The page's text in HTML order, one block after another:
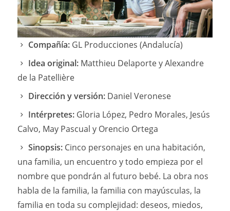
Compañía:GL Producciones (Andalucía)
Idea original:Matthieu Delaporte y Alexandre
de la Patellière
Dirección y versión:Daniel Veronese
Intérpretes:Gloria López, Pedro Morales, Jesús
Calvo, May Pascual y Orencio Ortega
Sinopsis:Cinco personajes en una habitación,
una familia, un encuentro y todo empieza por el
nombre que pondrán al futuro bebé. La obra nos
habla de la familia, la familia con mayúsculas, la
familia en toda su complejidad: deseos, miedos,